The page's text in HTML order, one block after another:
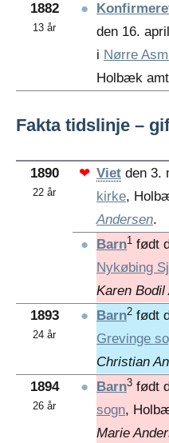
1882
13 år
●
den 16.
i Nørre
Holbæk
Fakta tidslinje –
1890
22 år
❤ Viet den 3.
kirke,
Andersen.
●
Barn1 født
Nykøbing
Karen Bodil
1893
24 år
● Barn2 født
Grevinge
Christian
1894
26 år
● Barn3 født
sogn,
Marie